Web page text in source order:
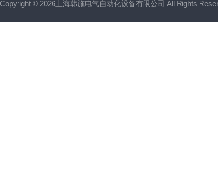
Copyright © 2026上海韩施电气自动化设备有限公司 All Rights